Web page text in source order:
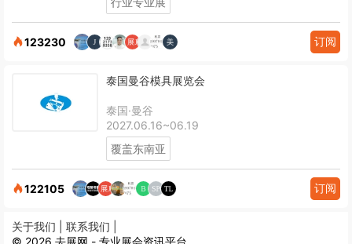
123230 订阅
泰国曼谷模具展览会
泰国·曼谷
2027.06.16~06.19
覆盖东南亚
122105 订阅
关于我们 | 联系我们 |
© 2026 去展网 - 专业展会资讯平台